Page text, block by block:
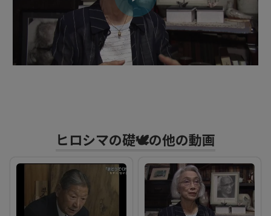
ビ
デ
を
再
ヒロシマの礎🕊の他の動画